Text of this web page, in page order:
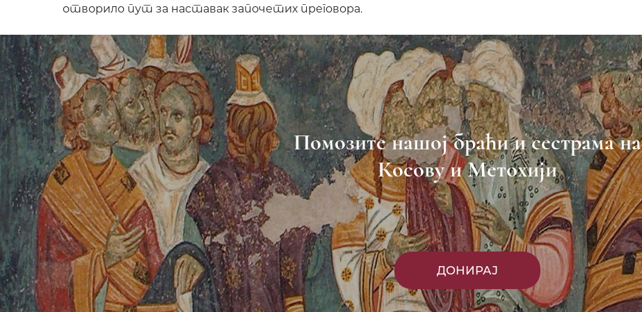
отворило пут за наставак започетих преговора.
Помозите нашој браћи и сестрама на
Косову и Метохији
ДОНИРАЈ